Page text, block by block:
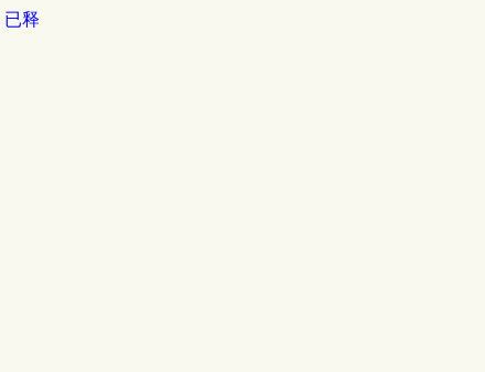
已释